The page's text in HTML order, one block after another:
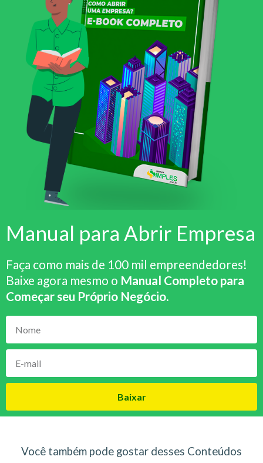
Manual para Abrir Empresa
Faça como mais de 100 mil empreendedores!
Baixe agora mesmo o Manual Completo para
Começar seu Próprio Negócio.
Baixar
Você também pode gostar desses Conteúdos